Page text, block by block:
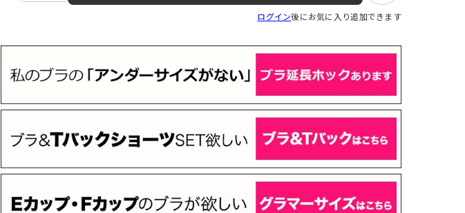
ログイン後にお気に入り追加できます